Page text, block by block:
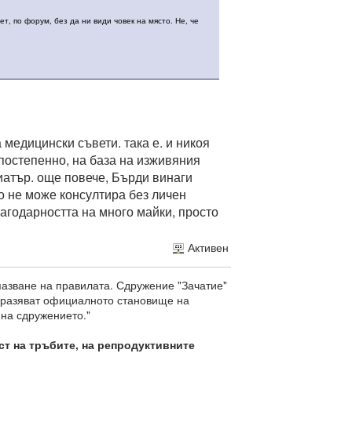
по форум, без да ни види човек на място. Не, че
съвети. така е. и никоя
на база на изживяния
още повече, Бърди винаги
не може консултира без личен
на много майки, просто
Активен
на правилата. Сдружение "Зачатие"
официалното становище на
сдружението."
на тръбите, на репродуктивните